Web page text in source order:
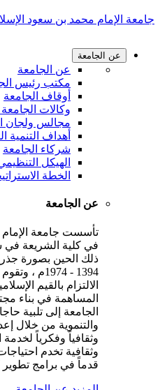
جامعة الإمام محمد بن سعود
عن الجامعة
عن الجامعة
مكتب رئيس
أوقاف الجامعة
وكالات الجامعة
مجالس ولجان
أهداف التنمية
شركاء الجامعة
الهيكل
الخطة
عن الجامعة
تأسست جامعة الإمام
ذلك الحين بصورة
1394 -
الالتزام بالقيم
المساهمة في بناء
الجامعة إلى تلبية
والتنموية من خلال
وثقافياً وفكرياً لخدمة
وثقافية تخدم
قدماً في برامج تطوير